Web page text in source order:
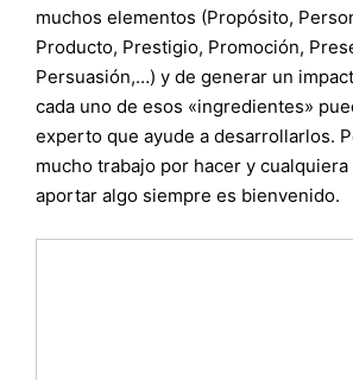
muchos elementos (Propósito,
Producto, Prestigio, Promoción,
Persuasión,…) y de generar un
cada uno de esos «ingredientes»
experto que ayude a desarrollarlos.
mucho trabajo por hacer y
aportar algo siempre es bienvenido.